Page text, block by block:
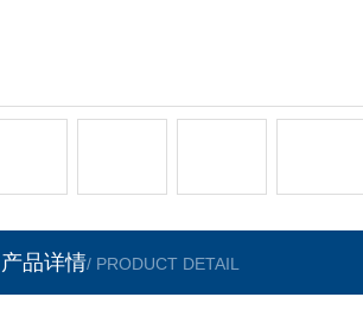
产品详情/ PRODUCT DETAIL